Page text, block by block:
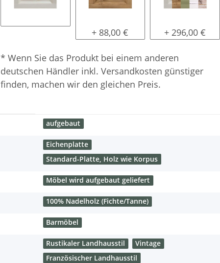
natur (unlackiert)gewachst
+ 88,00 € Konfigurator
+ 296,00 €
* Wenn Sie das Produkt bei einem anderen
deutschen Händler inkl. Versandkosten günstiger
finden, machen wir den gleichen Preis.
aufgebaut
Eichenplatte
Standard-Platte, Holz wie Korpus
Möbel wird aufgebaut geliefert
100% Nadelholz (Fichte/Tanne)
Barmöbel
Rustikaler Landhausstil
Vintage
Französischer Landhausstil